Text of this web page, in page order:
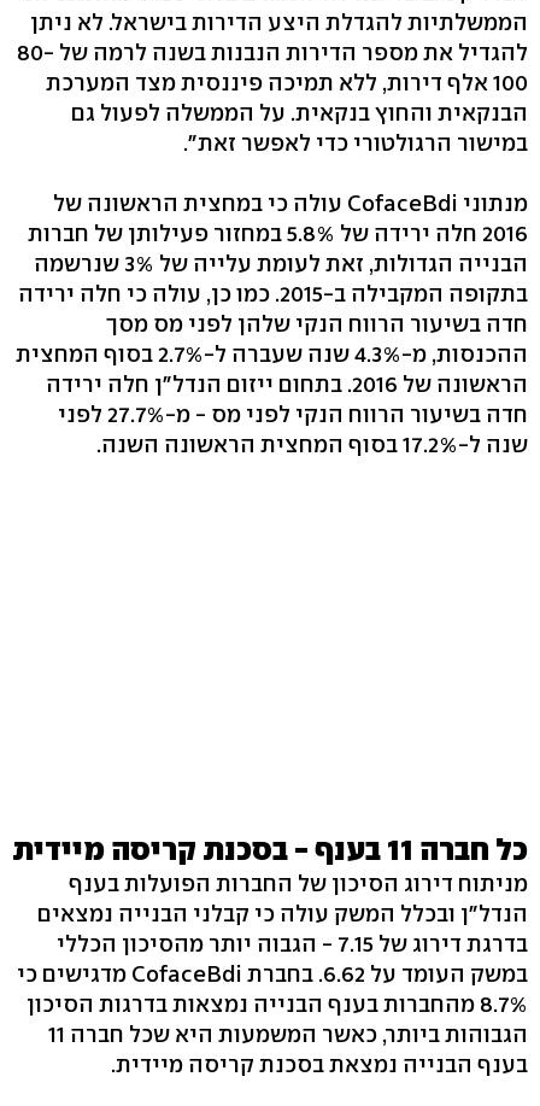
הממשלתיות להגדלת היצע הדירות בישראל. לא ניתן
להגדיל את מספר הדירות הנבנות בשנה לרמה של 80-
100 אלף דירות, ללא תמיכה פיננסית מצד המערכת
הבנקאית והחוץ בנקאית. על הממשלה לפעול גם
במישור הרגולטורי כדי לאפשר זאת".
מנתוני CofaceBdi עולה כי במחצית הראשונה של
2016 חלה ירידה של 5.8% במחזור פעילותן של חברות
הבנייה הגדולות, זאת לעומת עלייה של 3% שנרשמה
בתקופה המקבילה ב-2015. כמו כן, עולה כי חלה ירידה
חדה בשיעור הרווח הנקי שלהן לפני מס מסך
ההכנסות, מ-4.3% שנה שעברה ל-2.7% בסוף המחצית
הראשונה של 2016. בתחום ייזום הנדל"ן חלה ירידה
חדה בשיעור הרווח הנקי לפני מס - מ-27.7% לפני
שנה ל-17.2% בסוף המחצית הראשונה השנה.
כל חברה 11 בענף - בסכנת קריסה מיידית
מניתוח דירוג הסיכון של החברות הפועלות בענף
הנדל"ן ובכלל המשק עולה כי קבלני הבנייה נמצאים
בדרגת דירוג של 7.15 - הגבוה יותר מהסיכון הכללי
במשק העומד על 6.62. בחברת CofaceBdi מדגישים כי
8.7% מהחברות בענף הבנייה נמצאות בדרגות הסיכון
הגבוהות ביותר, כאשר המשמעות היא שכל חברה 11
בענף הבנייה נמצאת בסכנת קריסה מיידית.